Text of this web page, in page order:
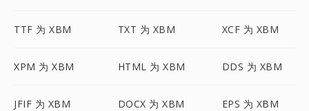
TTF 为 XBM TXT 为 XBM XCF 为 XBM
XPM 为 XBM HTML 为 XBM DDS 为 XBM
JFIF 为 XBM DOCX 为 XBM EPS 为 XBM